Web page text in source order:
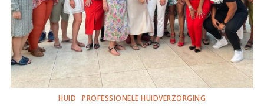
HUID PROFESSIONELE HUIDVERZORGING